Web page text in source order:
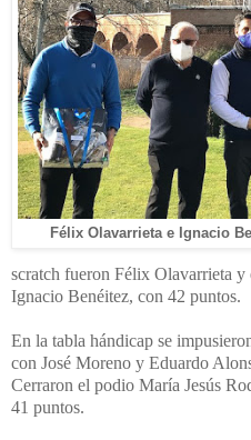
Félix Olavarrieta e Ignacio
scratch fueron Félix Olavarrieta y
Ignacio Benéitez, con 42 puntos.
En la tabla hándicap se
con José Moreno y Eduardo
Cerraron el podio María Jesús
41 puntos.